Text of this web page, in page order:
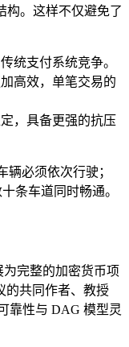
构。这样不仅避免了
统支付系统竞争。
高效，单笔交易的
，具备更强的抗压
辆必须依次行驶；
条车道同时畅通。
为完整的加密货币项
的共同作者、教授
靠性与 DAG 模型灵